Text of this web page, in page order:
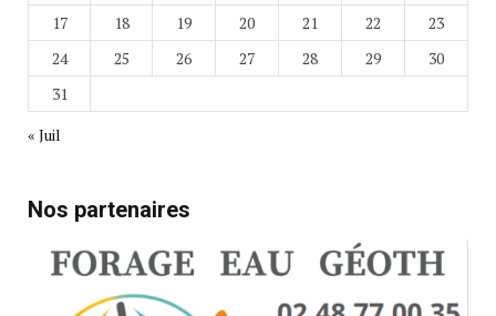
17
18 19 20 21 22
23
24
25 26 27 28 29
30
31
« Juil
Nos partenaires